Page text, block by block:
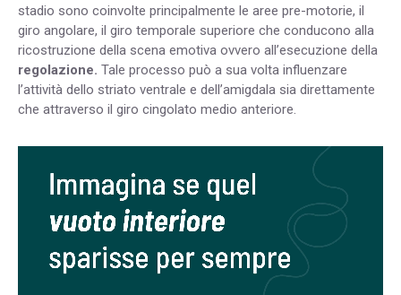
stadio sono coinvolte principalmente le aree pre-motorie, il
giro angolare, il giro temporale superiore che conducono alla
ricostruzione della scena emotiva ovvero all’esecuzione della
regolazione. Tale processo può a sua volta influenzare
l’attività dello striato ventrale e dell’amigdala sia direttamente
che attraverso il giro cingolato medio anteriore.